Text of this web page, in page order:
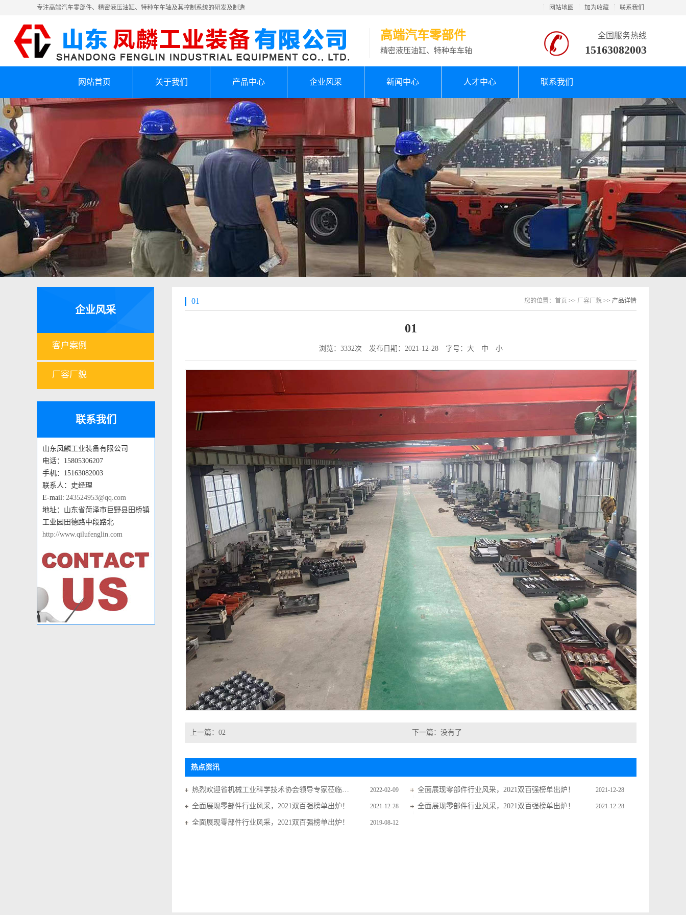
专注高端汽车零部件、精密液压油缸、特种车车轴及其控制系统的研发及制造 网站地图 加为收藏 联系我们
高端汽车零部件
精密液压油缸、特种车车轴
全国服务热线
15163082003
网站首页 关于我们 产品中心 企业风采 新闻中心 人才中心 联系我们
企业风采
客户案例
厂容厂貌
联系我们
山东凤麟工业装备有限公司
电话：15805306207
手机：15163082003
联系人：史经理
E-mail: 243524953@qq.com
地址：山东省菏泽市巨野县田桥镇
工业园田德路中段路北
http://www.qilufenglin.com
01 您的位置： 首页 >> 厂容厂貌 >> 产品详情
01
浏览：3332次 发布日期：2021-12-28 字号： 大 中 小
上一篇： 02 下一篇：没有了
热点资讯
2022-02-09
热烈欢迎省机械工业科学技术协会领导专家莅临凤麟工业调研指导工作 2021-12-28
全面展现零部件行业风采，2021双百强榜单出炉！
2021-12-28
全面展现零部件行业风采，2021双百强榜单出炉！ 2021-12-28
全面展现零部件行业风采，2021双百强榜单出炉！
2019-08-12
全面展现零部件行业风采，2021双百强榜单出炉！